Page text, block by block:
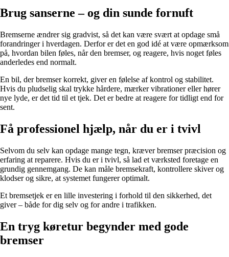
Brug sanserne – og din sunde fornuft
Bremserne ændrer sig gradvist, så det kan være svært at opdage små
forandringer i hverdagen. Derfor er det en god idé at være opmærksom
på, hvordan bilen føles, når den bremser, og reagere, hvis noget føles
anderledes end normalt.
En bil, der bremser korrekt, giver en følelse af kontrol og stabilitet.
Hvis du pludselig skal trykke hårdere, mærker vibrationer eller hører
nye lyde, er det tid til et tjek. Det er bedre at reagere for tidligt end for
sent.
Få professionel hjælp, når du er i tvivl
Selvom du selv kan opdage mange tegn, kræver bremser præcision og
erfaring at reparere. Hvis du er i tvivl, så lad et værksted foretage en
grundig gennemgang. De kan måle bremsekraft, kontrollere skiver og
klodser og sikre, at systemet fungerer optimalt.
Et bremsetjek er en lille investering i forhold til den sikkerhed, det
giver – både for dig selv og for andre i trafikken.
En tryg køretur begynder med gode
bremser